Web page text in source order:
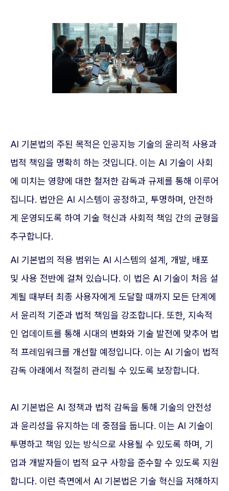
AI 기본법의 주된 목적은 인공지능 기술의 윤리적 사용과
법적 책임을 명확히 하는 것입니다. 이는 AI 기술이 사회
에 미치는 영향에 대한 철저한 감독과 규제를 통해 이루어
집니다. 법안은 AI 시스템이 공정하고, 투명하며, 안전하
게 운영되도록 하여 기술 혁신과 사회적 책임 간의 균형을
추구합니다.
AI 기본법의 적용 범위는 AI 시스템의 설계, 개발, 배포
및 사용 전반에 걸쳐 있습니다. 이 법은 AI 기술이 처음 설
계될 때부터 최종 사용자에게 도달할 때까지 모든 단계에
서 윤리적 기준과 법적 책임을 강조합니다. 또한, 지속적
인 업데이트를 통해 시대의 변화와 기술 발전에 맞추어 법
적 프레임워크를 개선할 예정입니다. 이는 AI 기술이 법적
감독 아래에서 적절히 관리될 수 있도록 보장합니다.
AI 기본법은 AI 정책과 법적 감독을 통해 기술의 안전성
과 윤리성을 유지하는 데 중점을 둡니다. 이는 AI 기술이
투명하고 책임 있는 방식으로 사용될 수 있도록 하며, 기
업과 개발자들이 법적 요구 사항을 준수할 수 있도록 지원
합니다. 이런 측면에서 AI 기본법은 기술 혁신을 저해하지